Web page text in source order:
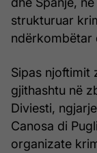
strukturuar
ndërkombëtar
Sipas njoftimit
gjithashtu në
Diviesti,
Canosa di
organizate